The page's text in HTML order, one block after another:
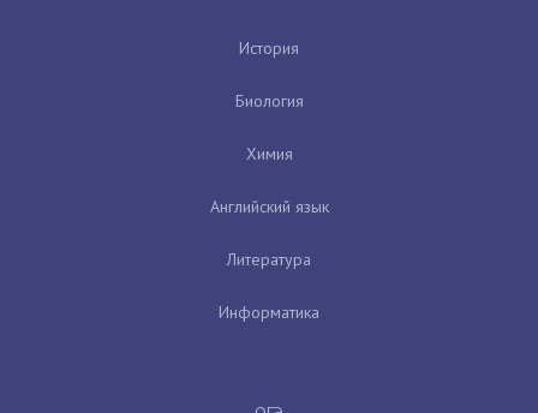
История
Биология
Химия
Английский язык
Литература
Информатика